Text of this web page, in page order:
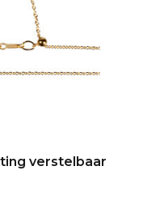
verstelbaar